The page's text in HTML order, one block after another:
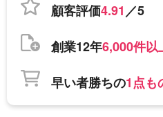
顧客評価4.91／5
創業12年6,000件以
早い者勝ちの1点も